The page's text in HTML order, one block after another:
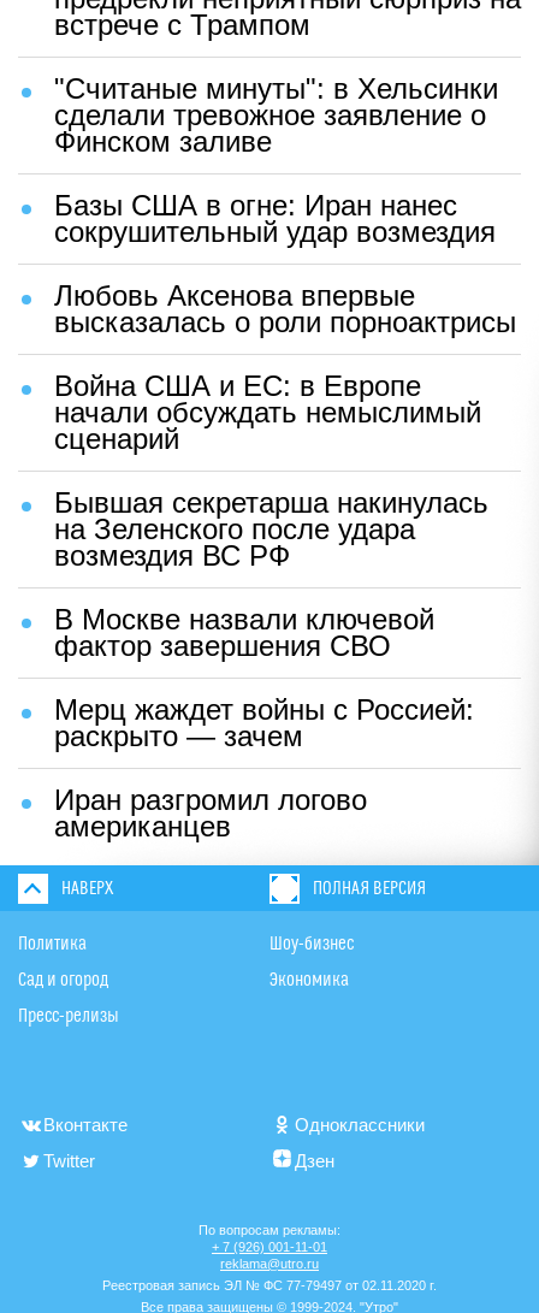
встрече с Трампом
"Считаные минуты": в Хельсинки
сделали тревожное заявление о
Финском заливе
Базы США в огне: Иран нанес
сокрушительный удар возмездия
Любовь Аксенова впервые
высказалась о роли порноактрисы
Война США и ЕС: в Европе
начали обсуждать немыслимый
сценарий
Бывшая секретарша накинулась
на Зеленского после удара
возмездия ВС РФ
В Москве назвали ключевой
фактор завершения СВО
Мерц жаждет войны с Россией:
раскрыто — зачем
Иран разгромил логово
американцев
НАВЕРХ ПОЛНАЯ ВЕРСИЯ
Политика
Сад и огород
Пресс-релизы
Шоу-бизнес
Экономика
Вконтакте
Одноклассники
Twitter
Дзен
По вопросам рекламы:
+ 7 (926) 001-11-01
reklama@utro.ru
Реестровая запись ЭЛ № ФС 77-79497 от 02.11.2020 г.
Все права защищены © 1999-2024. "Утро"